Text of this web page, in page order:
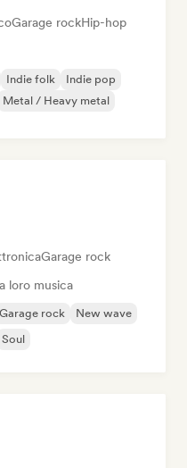
Garage rockHip-hop
Indie folk
Indie pop
Metal / Heavy metal
Garage rock
loro musica
Garage rock
New wave
Soul